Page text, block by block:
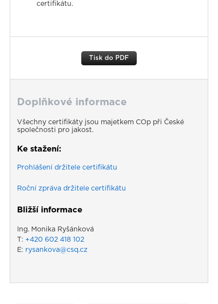
certifikátu.
Tisk do PDF
Doplňkové informace
Všechny certifikáty jsou majetkem COp při České
společnosti pro jakost.
Ke stažení:
Prohlášení držitele certifikátu
Roční zpráva držitele certifikátu
Bližší informace
Ing. Monika Ryšánková
T: +420 602 418 102
E: rysankova@csq.cz